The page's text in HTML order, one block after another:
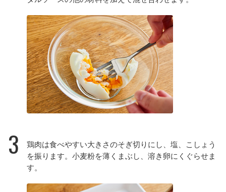
3
鶏肉は食べやすい大きさのそぎ切りにし、塩、こしょう
を振ります。小麦粉を薄くまぶし、溶き卵にくぐらせま
す。